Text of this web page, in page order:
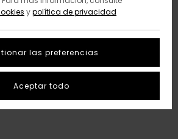
ypolítica de privacidad
las preferencias
Aceptar todo